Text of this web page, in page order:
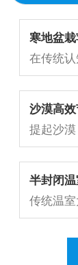
寒地盆栽
沙漠高效
半封闭温室